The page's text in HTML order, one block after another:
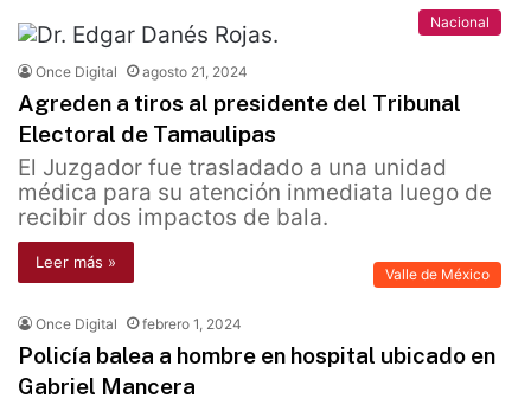
Nacional
Once Digital agosto 21, 2024
Agreden a tiros al presidente del Tribunal
Electoral de Tamaulipas
El Juzgador fue trasladado a una unidad
médica para su atención inmediata luego de
recibir dos impactos de bala.
Leer más »
Valle de México
Once Digital febrero 1, 2024
Policía balea a hombre en hospital ubicado en
Gabriel Mancera